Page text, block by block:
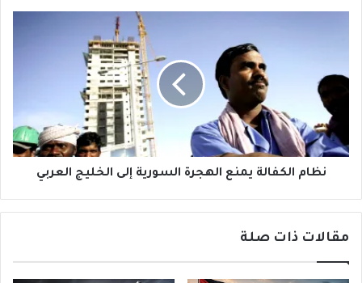
السورية
الخليج
العربي
نظام الكفالة يمنع الهجرة السورية إلى الخليج العربي
مقالات ذات صلة